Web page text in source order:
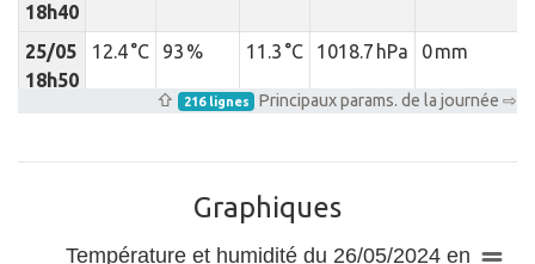
18h40
25/05
18h50
12.4 °C 93 % 11.3 °C 1018.7 hPa 0 mm
25/05
12.4 °C 93 % 11.3 °C 1018.8 hPa 0 mm
⇧ 216 lignes Principaux params. de la journée ⇨
Graphiques
Température et humidité du 26/05/2024 en